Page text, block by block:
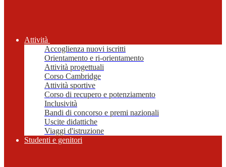
Attività
Accoglienza nuovi iscritti
Orientamento e ri-orientamento
Attività progettuali
Corso Cambridge
Attività sportive
Corso di recupero e potenziamento
Inclusività
Bandi di concorso e premi nazionali
Uscite didattiche
Viaggi d'istruzione
Studenti e genitori